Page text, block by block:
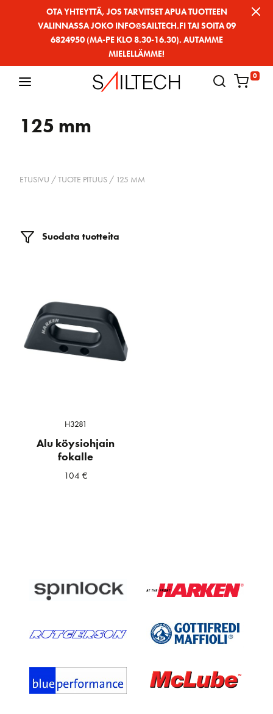
OTA YHTEYTTÄ, JOS TARVITSET APUA TUOTTEEN
VALINNASSA JOKO INFO@SAILTECH.FI TAI SOITA 09
6824950 (MA-PE KLO 8.30-16.30). AUTAMME
MIELELLÄMME!
0
125 mm
ETUSIVU / TUOTE PITUUS / 125 MM
Suodata tuotteita
H3281
Alu köysiohjain
fokalle
104 €